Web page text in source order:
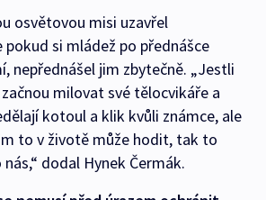
osvětovou misi uzavřel
si mládež po přednášce
nepřednášel jim zbytečně. „Jestli
milovat své tělocvikáře a
kotoul a klik kvůli známce, ale
to v životě může hodit, tak to
dodal Hynek Čermák.